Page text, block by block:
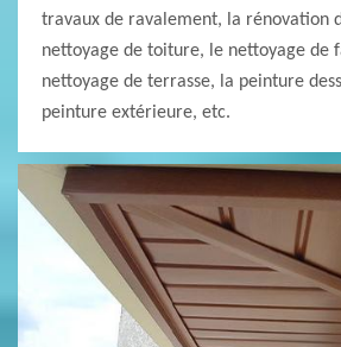
travaux de ravalement, la rénovation
nettoyage de toiture, le nettoyage de
nettoyage de terrasse, la peinture
peinture extérieure, etc.